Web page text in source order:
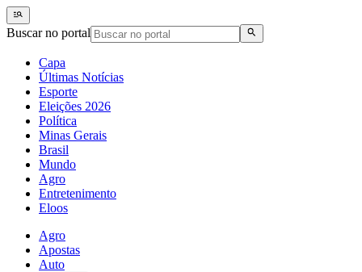
Buscar no portal
Capa
Últimas Notícias
Esporte
Eleições 2026
Política
Minas Gerais
Brasil
Mundo
Agro
Entretenimento
Eloos
Agro
Apostas
Auto